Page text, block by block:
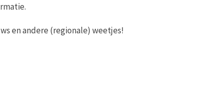
en andere (regionale) weetjes!